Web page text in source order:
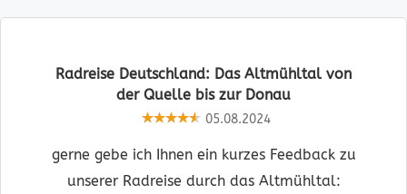
Radreise Deutschland: Das Altmühltal von
der Quelle bis zur Donau
05.08.2024
gerne gebe ich Ihnen ein kurzes Feedback zu
unserer Radreise durch das Altmühltal: